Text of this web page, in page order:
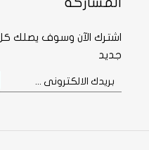
اشترك الآن وسوف يصلك
جديد